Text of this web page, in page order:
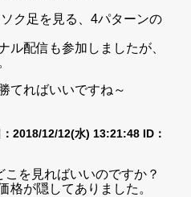
ク足を見る、4パターンの
ル配信も参加しましたが、
てればいいですね～
2018/12/12(水) 13:21:48 ID：
こを見ればいいのですか？
格が隠してありました。